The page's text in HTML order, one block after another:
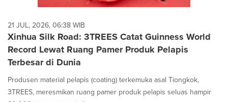
21 JUL, 2026, 06:38 WIB
Xinhua Silk Road: 3TREES Catat Guinness World
Record Lewat Ruang Pamer Produk Pelapis
Terbesar di Dunia
Produsen material pelapis (coating) terkemuka asal Tiongkok,
3TREES, meresmikan ruang pamer produk pelapis seluas hampir